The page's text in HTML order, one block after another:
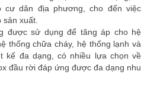
cư dân địa phương, cho đến việc
xuất.
được sử dụng để tăng áp cho hệ
thống chữa cháy, hệ thống lạnh và
kế đa dạng, có nhiều lựa chọn về
đầu rời đáp ứng được đa dạng nhu